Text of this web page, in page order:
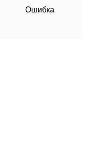
Ошибка